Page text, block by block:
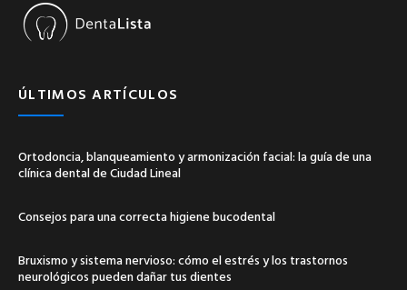
ÚLTIMOS ARTÍCULOS
Ortodoncia, blanqueamiento y armonización facial: la guía de una
clínica dental de Ciudad Lineal
Consejos para una correcta higiene bucodental
Bruxismo y sistema nervioso: cómo el estrés y los trastornos
neurológicos pueden dañar tus dientes